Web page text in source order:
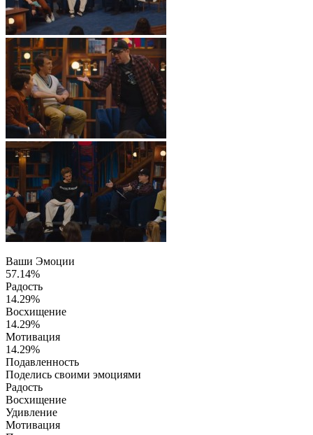
Ваши Эмоции
57.14%
Радость
14.29%
Восхищение
14.29%
Мотивация
14.29%
Подавленность
Поделись своими эмоциями
Радость
Восхищение
Удивление
Мотивация